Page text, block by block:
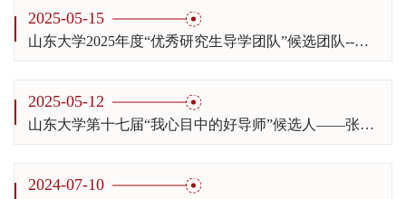
2025-05-15
山东大学2025年度“优秀研究生导学团队”候选团队--国际传播研究生导学团队
2025-05-12
山东大学第十七届“我心目中的好导师”候选人——张彩霞
2024-07-10